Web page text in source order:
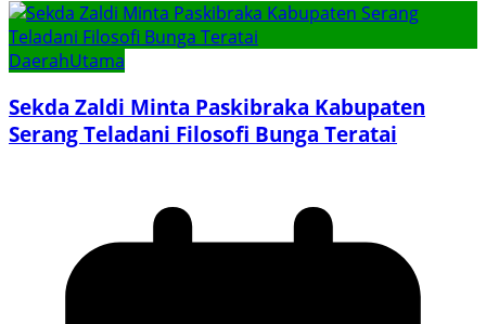
DaerahUtama
Sekda Zaldi Minta Paskibraka Kabupaten
Serang Teladani Filosofi Bunga Teratai